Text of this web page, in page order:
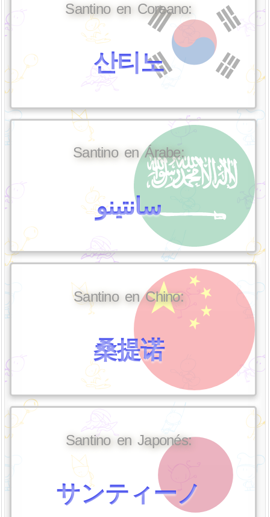
Santino en Coreano:
산티노
Santino en Árabe:
سانتينو
Santino en Chino:
桑提诺
Santino en Japonés:
サンティーノ